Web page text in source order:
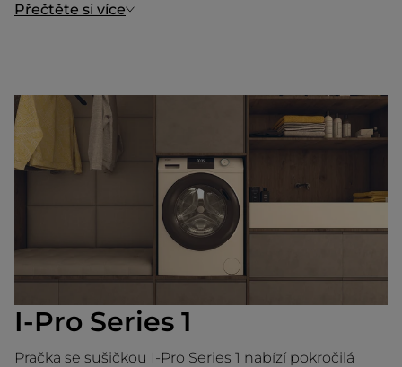
Přečtěte si více
I-Pro Series 1
Pračka se sušičkou I-Pro Series 1 nabízí pokročilá